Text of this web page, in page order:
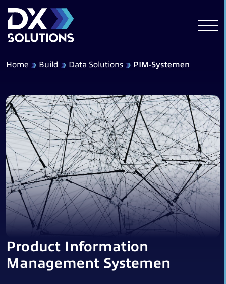
Home Build Data Solutions PIM-Systemen
Product Information
Management Systemen